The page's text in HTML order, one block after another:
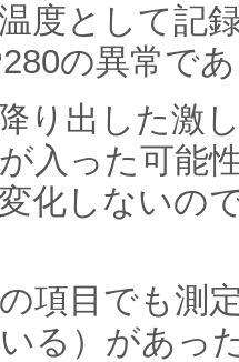
度として記
の異常で
り出した激
入った可能
化しないの
項目でも測
る）があっ